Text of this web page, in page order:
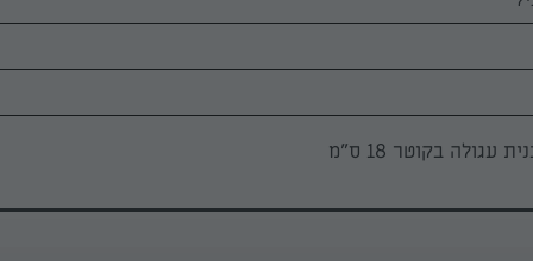
עגולה בקוטר 18 ס"מ